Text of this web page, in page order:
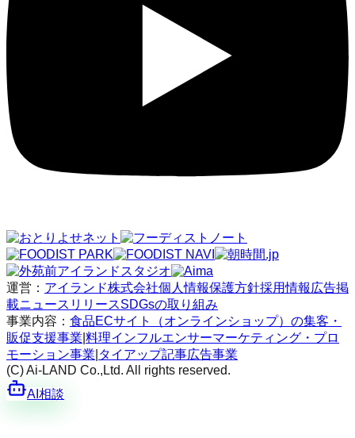
運営： アイランド株式会社個人情報保護方針採用情報 広告掲
載ニュースリリースSDGsの取り組み
事業内容： 食品ECサイト（オンラインショップ）の集客・
販促支援事業 料理インフルエンサーマーケティング・プロ
モーション事業 タイアップ記事広告事業
(C) Ai-LAND Co.,Ltd. All rights reserved.
AI相談